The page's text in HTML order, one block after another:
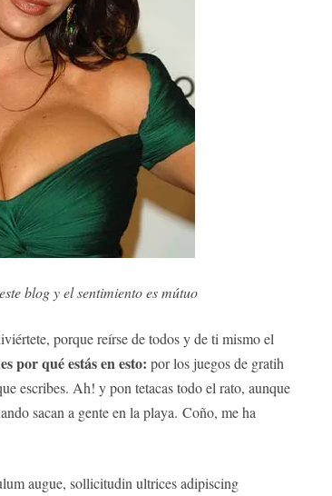
blog y el sentimiento es mútuo
porque reírse de todos y de ti mismo el
por qué estás en esto: por los juegos de gratih
escribes. Ah! y pon tetacas todo el rato, aunque
sacan a gente en la playa. Coño, me ha
augue, sollicitudin ultrices adipiscing